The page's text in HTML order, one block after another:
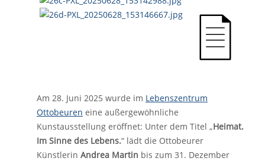
Am 28. Juni 2025 wurde im Lebenszentrum
Ottobeuren eine außergewöhnliche
Kunstausstellung eröffnet: Unter dem Titel „Heimat.
Im Sinne des Lebens.“ lädt die Ottobeurer
Künstlerin Andrea Martin bis zum 31. Dezember